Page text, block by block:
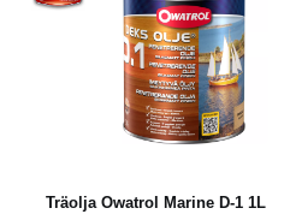
Träolja Owatrol Marine D-1 1L
Köp Läs mer